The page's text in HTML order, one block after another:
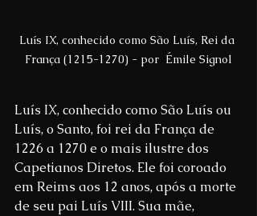
Luís IX, conhecido como São Luís, Rei da
França (1215-1270) - por  Émile Signol
Luís IX, conhecido como São Luís ou
Luís, o Santo, foi rei da França de
1226 a 1270 e o mais ilustre dos
Capetianos Diretos. Ele foi coroado
em Reims aos 12 anos, após a morte
de seu pai Luís VIII. Sua mãe,